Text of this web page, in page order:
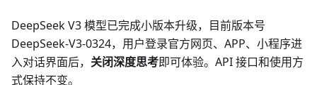
DeepSeek V3 模型已完成小版本升级，目前版本号
DeepSeek-V3-0324，用户登录官方网页、APP、小程序进
入对话界面后， 关闭深度思考即可体验。API 接口和使用方
式保持不变。